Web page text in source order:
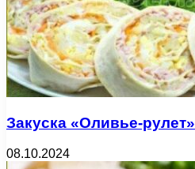
Закуска «Оливье-рулет»
08.10.2024